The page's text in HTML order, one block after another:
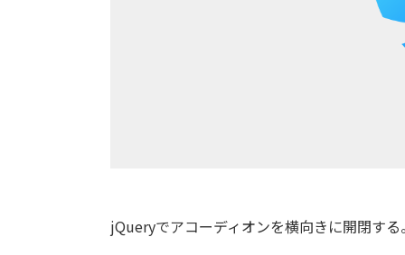
jQueryでアコーディオンを横向きに開閉する